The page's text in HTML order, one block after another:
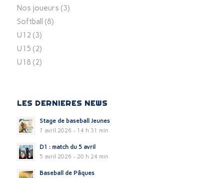
Nos joueurs (3)
Softball
(8)
U12 (3)
U15 (2)
U18 (2)
LES DERNIERES NEWS
Stage de baseball Jeunes
7 avril 2026 - 14 h 31 min
D1 : match du 5 avril
5 avril 2026 - 20 h 24 min
Baseball de Pâques